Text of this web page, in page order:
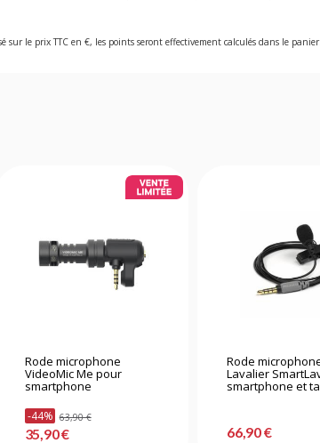
sur le prix TTC en €, les points seront effectivement calculés dans le panier.
Rode microphone
VideoMic Me pour
smartphone
-44% 63,90 €
35,90 €
Rode
Lavalier
smartphone et
66,90 €